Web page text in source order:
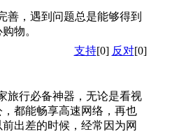
善，遇到问题总是能够得到
物。
支持[0] 反对[0]
旅行必备神器，无论是看视
都能畅享高速网络，再也
出差的时候，经常因为网